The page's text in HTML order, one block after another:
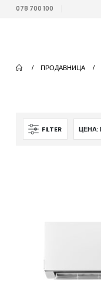
078 700 100
ПРОДАВНИЦА
FILTER